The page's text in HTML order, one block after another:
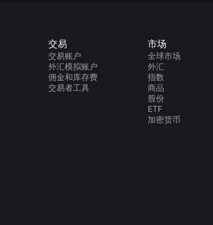
交易
交易账户
外汇模拟账户
佣金和库存费
交易者工具
市场
全球市场
外汇
指数
商品
股份
ETF
加密货币